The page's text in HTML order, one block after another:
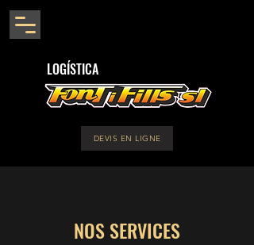
LOGÍSTICA
DEVIS EN LIGNE
NOS SERVICES